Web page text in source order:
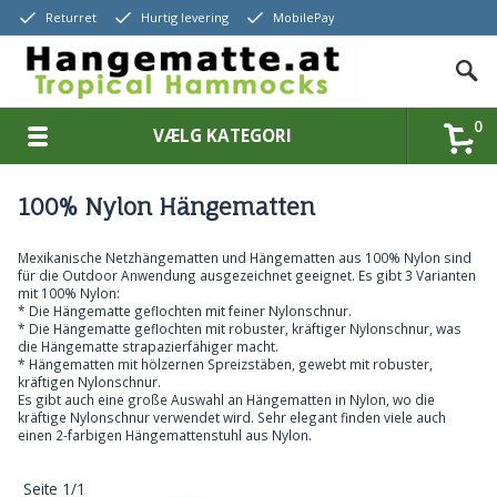
Returret Hurtig levering MobilePay
0
VÆLG KATEGORI
100% Nylon Hängematten
Mexikanische Netzhängematten und Hängematten aus 100% Nylon sind
für die Outdoor Anwendung ausgezeichnet geeignet. Es gibt 3 Varianten
mit 100% Nylon:
* Die Hängematte geflochten mit feiner Nylonschnur.
* Die Hängematte geflochten mit robuster, kräftiger Nylonschnur, was
die Hängematte strapazierfähiger macht.
* Hängematten mit hölzernen Spreizstäben, gewebt mit robuster,
kräftigen Nylonschnur.
Es gibt auch eine große Auswahl an Hängematten in Nylon, wo die
kräftige Nylonschnur verwendet wird. Sehr elegant finden viele auch
einen 2-farbigen Hängemattenstuhl aus Nylon.
Seite 1/1